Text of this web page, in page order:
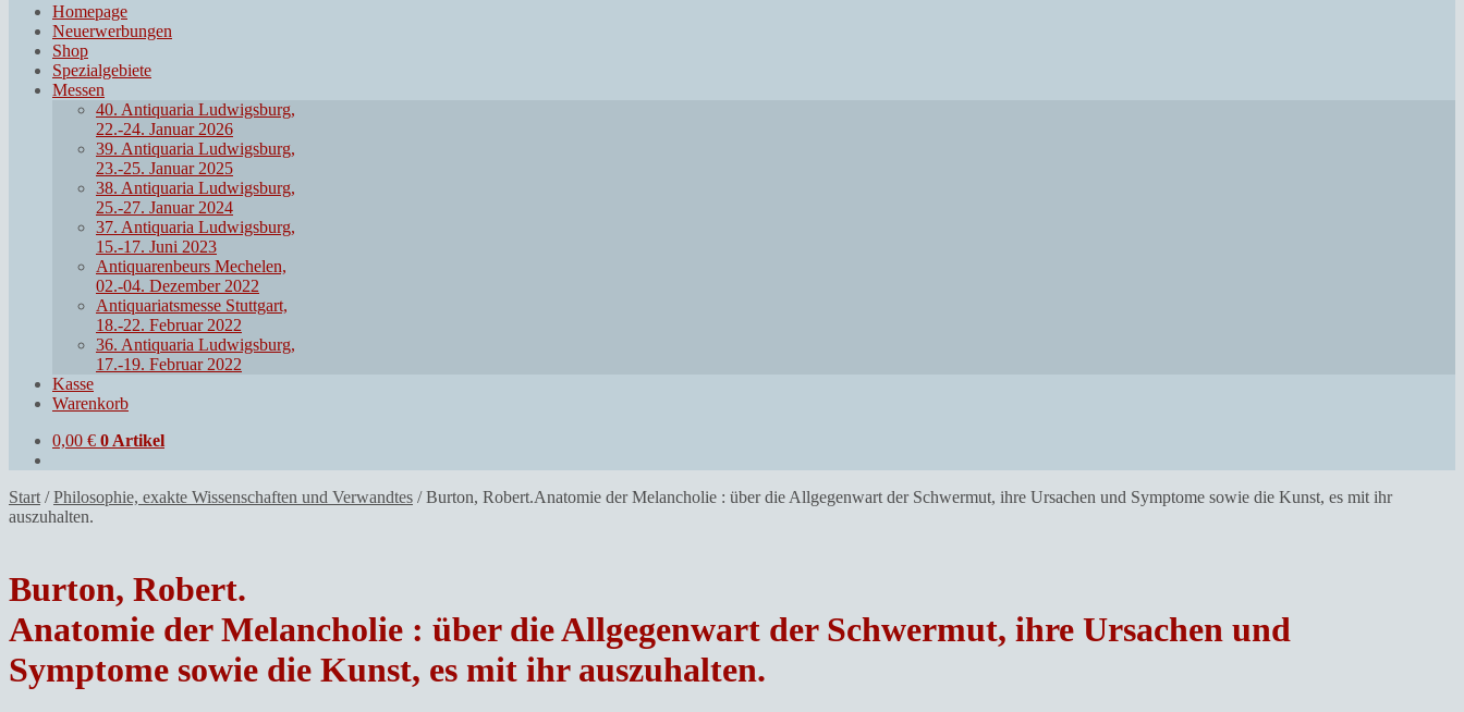
Homepage
Neuerwerbungen
Shop
Spezialgebiete
Messen
40. Antiquaria Ludwigsburg,
22.-24. Januar 2026
39. Antiquaria Ludwigsburg,
23.-25. Januar 2025
38. Antiquaria Ludwigsburg,
25.-27. Januar 2024
37. Antiquaria Ludwigsburg,
15.-17. Juni 2023
Antiquarenbeurs Mechelen,
02.-04. Dezember 2022
Antiquariatsmesse Stuttgart,
18.-22. Februar 2022
36. Antiquaria Ludwigsburg,
17.-19. Februar 2022
Kasse
Warenkorb
0,00 € 0 Artikel
Start /Philosophie, exakte Wissenschaften und Verwandtes /Burton, Robert.Anatomie der Melancholie : über die Allgegenwart der Schwermut, ihre Ursachen und Symptome sowie die Kunst, es mit ihr
auszuhalten.
Burton, Robert.
Anatomie der Melancholie : über die Allgegenwart der Schwermut, ihre Ursachen und
Symptome sowie die Kunst, es mit ihr auszuhalten.